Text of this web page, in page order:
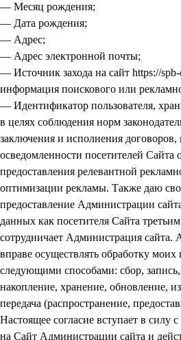
— Месяц рождения;
— Дата рождения;
— Адрес;
— Адрес электронной почты;
— Источник захода на сайт https://
информация поискового или
— Идентификатор пользователя,
в целях соблюдения норм
заключения и исполнения
осведомленности посетителей Сайта
предоставления релевантной
оптимизации рекламы. Также даю
предоставление Администрации
данных как посетителя Сайта
сотрудничает Администрация сайта.
вправе осуществлять обработку
следующими способами: сбор, запись,
накопление, хранение, обновление,
передача (распространение,
Настоящее согласие вступает в силу
на Сайт Администрации сайта и